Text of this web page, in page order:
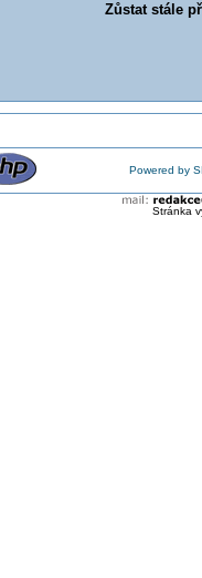
Zůstat stále
Powered by
Stránka